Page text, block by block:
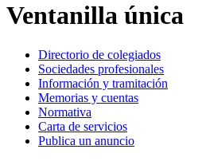
Ventanilla única
Directorio de colegiados
Sociedades profesionales
Información y tramitación
Memorias y cuentas
Normativa
Carta de servicios
Publica un anuncio